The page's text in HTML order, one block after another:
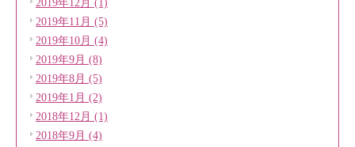
2019年11月 (5)
2019年10月 (4)
2019年9月 (8)
2019年8月 (5)
2019年1月 (2)
2018年12月 (1)
2018年9月 (4)